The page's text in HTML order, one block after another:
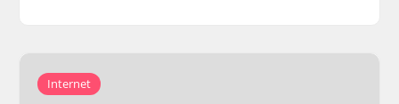
Internet